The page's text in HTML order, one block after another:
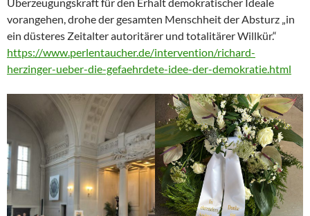
vorangehen, drohe der gesamten Menschheit der Absturz „in
ein düsteres Zeitalter autoritärer und totalitärer Willkür.“
https://www.perlentaucher.de/intervention/richard-
herzinger-ueber-die-gefaehrdete-idee-der-demokratie.html